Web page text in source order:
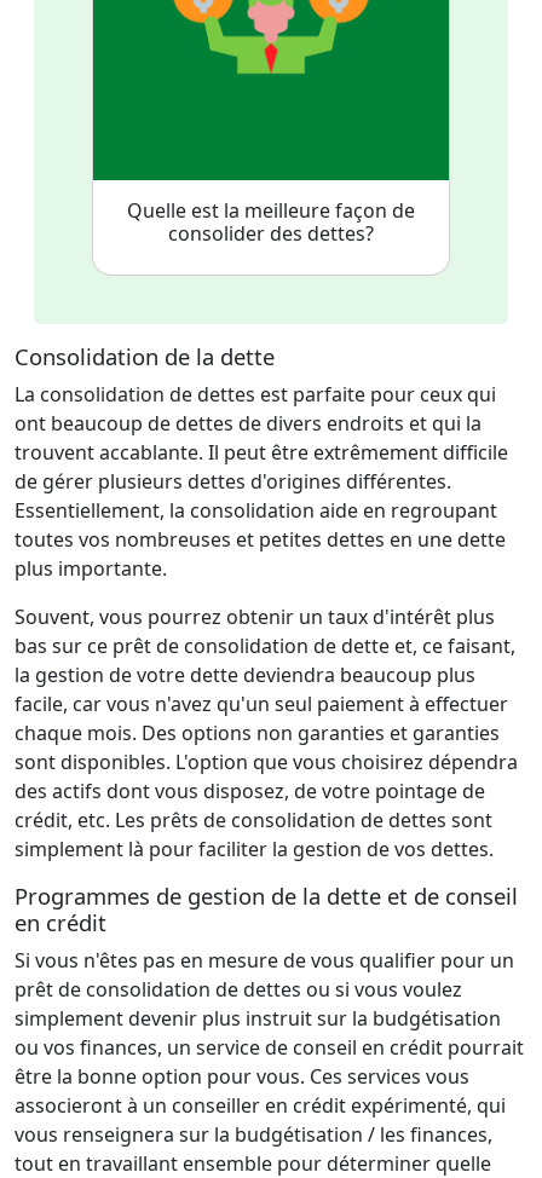
Quelle est la meilleure façon de
consolider des dettes?
Consolidation de la dette
La consolidation de dettes est parfaite pour ceux qui
ont beaucoup de dettes de divers endroits et qui la
trouvent accablante. Il peut être extrêmement difficile
de gérer plusieurs dettes d'origines différentes.
Essentiellement, la consolidation aide en regroupant
toutes vos nombreuses et petites dettes en une dette
plus importante.
Souvent, vous pourrez obtenir un taux d'intérêt plus
bas sur ce prêt de consolidation de dette et, ce faisant,
la gestion de votre dette deviendra beaucoup plus
facile, car vous n'avez qu'un seul paiement à effectuer
chaque mois. Des options non garanties et garanties
sont disponibles. L'option que vous choisirez dépendra
des actifs dont vous disposez, de votre pointage de
crédit, etc. Les prêts de consolidation de dettes sont
simplement là pour faciliter la gestion de vos dettes.
Programmes de gestion de la dette et de conseil
en crédit
Si vous n'êtes pas en mesure de vous qualifier pour un
prêt de consolidation de dettes ou si vous voulez
simplement devenir plus instruit sur la budgétisation
ou vos finances, un service de conseil en crédit pourrait
être la bonne option pour vous. Ces services vous
associeront à un conseiller en crédit expérimenté, qui
vous renseignera sur la budgétisation / les finances,
tout en travaillant ensemble pour déterminer quelle